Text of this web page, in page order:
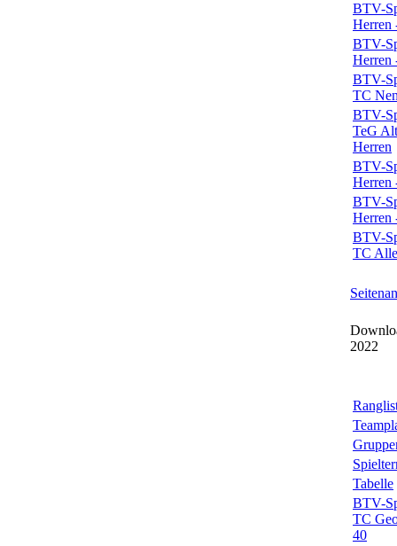
BTV-
Herren
BTV-
Herren
BTV-
TC
BTV-
TeG
Herren
BTV-
Herren
BTV-
Herren
BTV-
TC
2022
Tabelle
BTV-
TC
40